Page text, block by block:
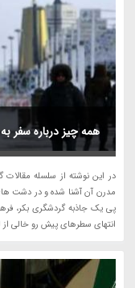
همه چیز درباره سفر
در این نوشته از سلسله مقالات
مدرن آن آشنا شده و در دشت
پی یک جاذبه گردشگری بکر،
انتهای سطرهای پیش رو خالی